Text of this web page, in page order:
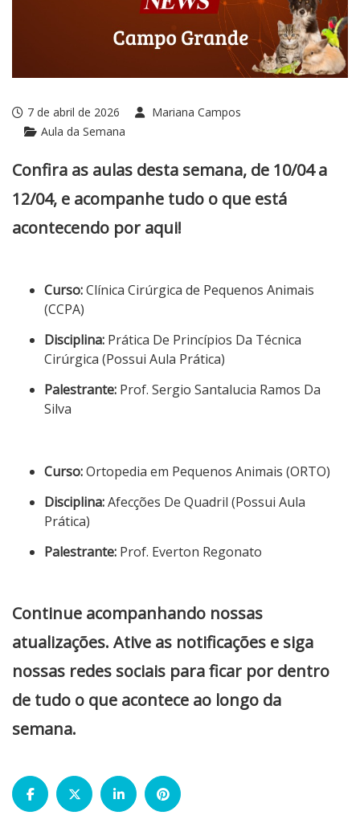
7 de abril de 2026
Mariana Campos
Aula da Semana
Confira as aulas desta semana, de 10/04 a
12/04, e acompanhe tudo o que está
acontecendo por aqui!
Curso:Clínica Cirúrgica de Pequenos Animais
(CCPA)
Disciplina: Prática De Princípios Da Técnica
Cirúrgica (Possui Aula Prática)
Palestrante: Prof. Sergio Santalucia Ramos Da
Silva
Curso:Ortopedia em Pequenos Animais (ORTO)
Disciplina:Afecções De Quadril (Possui Aula
Prática)
Palestrante: Prof. Everton Regonato
Continue acompanhando nossas
atualizações. Ative as notificações e siga
nossas redes sociais para ficar por dentro
de tudo o que acontece ao longo da
semana.